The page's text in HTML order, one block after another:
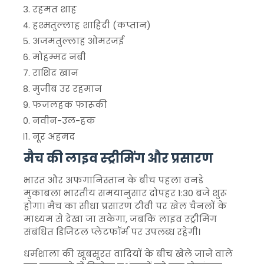
रहमत शाह
हश्मतुल्लाह शाहिदी (कप्तान)
अजमतुल्लाह ओमरजई
मोहम्मद नबी
राशिद खान
मुजीब उर रहमान
फजलहक फारूकी
नवीन-उल-हक
नूर अहमद
मैच की लाइव स्ट्रीमिंग और प्रसारण
भारत और अफगानिस्तान के बीच पहला वनडे
मुकाबला भारतीय समयानुसार दोपहर 1:30 बजे शुरू
होगा। मैच का सीधा प्रसारण टीवी पर खेल चैनलों के
माध्यम से देखा जा सकेगा, जबकि लाइव स्ट्रीमिंग
संबंधित डिजिटल प्लेटफॉर्म पर उपलब्ध रहेगी।
धर्मशाला की खूबसूरत वादियों के बीच खेले जाने वाले